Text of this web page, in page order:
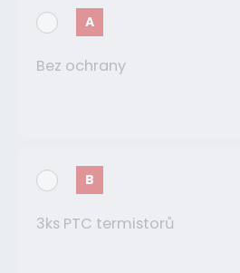
A
Bez ochrany
B
3ks PTC termistorů